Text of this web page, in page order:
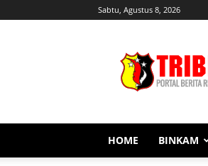
Sabtu, Agustus 8, 2026
HOME BINKAM